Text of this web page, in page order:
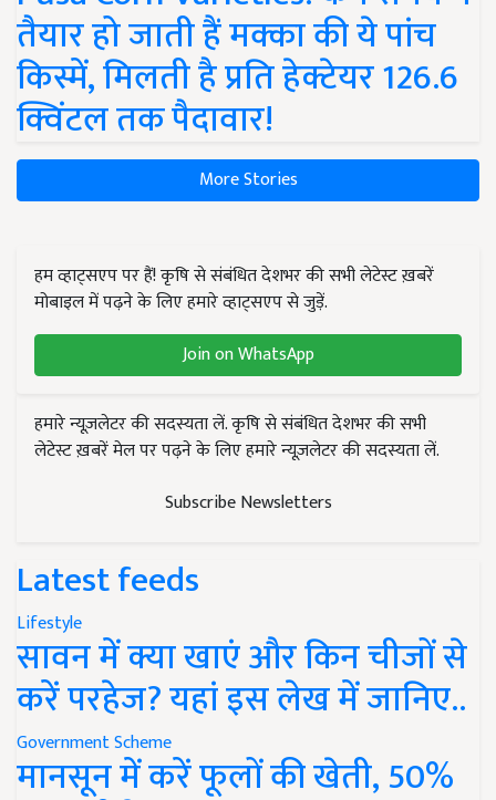
तैयार हो जाती हैं मक्का की ये पांच
किस्में, मिलती है प्रति हेक्टेयर 126.6
क्विंटल तक पैदावार!
More Stories
हम व्हाट्सएप पर हैं! कृषि से संबंधित देशभर की सभी लेटेस्ट ख़बरें
मोबाइल में पढ़ने के लिए हमारे व्हाट्सएप से जुड़ें.
Join on WhatsApp
हमारे न्यूज़लेटर की सदस्यता लें. कृषि से संबंधित देशभर की सभी
लेटेस्ट ख़बरें मेल पर पढ़ने के लिए हमारे न्यूज़लेटर की सदस्यता लें.
Subscribe Newsletters
Latest feeds
Lifestyle
सावन में क्या खाएं और किन चीजों से
करें परहेज? यहां इस लेख में जानिए..
Government Scheme
मानसून में करें फूलों की खेती, 50%